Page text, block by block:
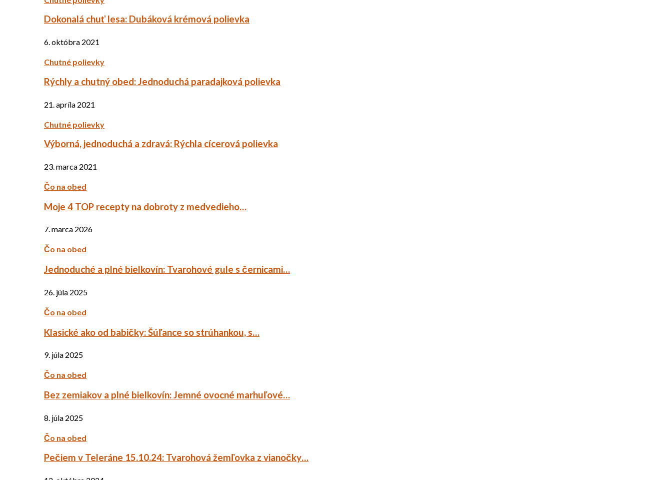
Dokonalá chuť lesa: Dubáková krémová polievka
6. októbra 2021
Chutné polievky
Rýchly a chutný obed: Jednoduchá paradajková polievka
21. apríla 2021
Chutné polievky
Výborná, jednoduchá a zdravá: Rýchla cícerová polievka
23. marca 2021
Čo na obed
Moje 4 TOP recepty na dobroty z medvedieho…
7. marca 2026
Čo na obed
Jednoduché a plné bielkovín: Tvarohové gule s černicami…
26. júla 2025
Čo na obed
Klasické ako od babičky: Šúľance so strúhankou, s…
9. júla 2025
Čo na obed
Bez zemiakov a plné bielkovín: Jemné ovocné marhuľové…
8. júla 2025
Čo na obed
Pečiem v Teleráne 15.10.24: Tvarohová žemľovka z vianočky…